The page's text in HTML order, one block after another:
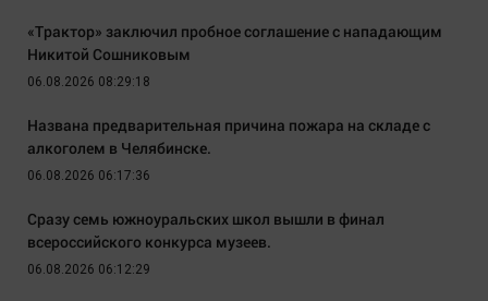
«Трактор» заключил пробное соглашение с нападающим
Никитой Сошниковым
06.08.2026 08:29:18
Названа предварительная причина пожара на складе с
алкоголем в Челябинске.
06.08.2026 06:17:36
Сразу семь южноуральских школ вышли в финал
всероссийского конкурса музеев.
06.08.2026 06:12:29